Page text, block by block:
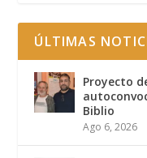
ÚLTIMAS
Proyecto
Biblio
Ago 6, 2026